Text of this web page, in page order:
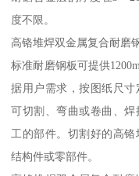
度不限。
高铬堆焊双金属复合耐磨
标准耐磨钢板可提供
据用户需求，按图纸尺
可切割、弯曲或卷曲、
工的部件。切割好的高
结构件或零部件。